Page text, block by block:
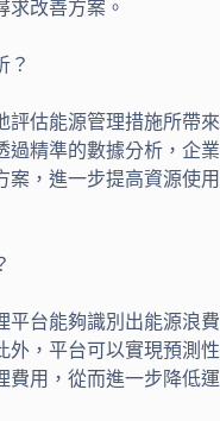
求改善方案。
？
評估能源管理措施所帶來
過精準的數據分析，企業
案，進一步提高資源使用
平台能夠識別出能源浪費
外，平台可以實現預測性
費用，從而進一步降低運